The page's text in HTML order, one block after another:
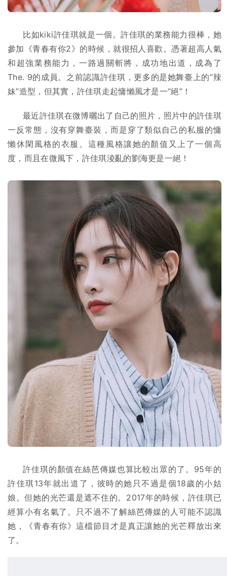
比如kiki許佳琪就是一個。許佳琪的業務能力很棒，她
參加《青春有你2》的時候，就很招人喜歡。憑著超高人氣
和超強業務能力，一路過關斬將，成功地出道，成為了
The. 9的成員。之前認識許佳琪，更多的是她舞臺上的“辣
妹”造型，但其實，許佳琪走起慵懶風才是一“絕”！
最近許佳琪在微博曬出了自己的照片，照片中的許佳琪
一反常態，沒有穿舞臺裝，而是穿了類似自己的私服的慵
懶休閑風格的衣服。這種風格讓她的顏值又上了一個高
度，而且在微風下，許佳琪淩亂的劉海更是一絕！
許佳琪的顏值在絲芭傳媒也算比較出眾的了。95年的
許佳琪13年就出道了，彼時的她只不過是個18歲的小姑
娘。但她的光芒還是遮不住的。2017年的時候，許佳琪已
經算小有名氣了。只不過不了解絲芭傳媒的人可能不認識
她，《青春有你》這檔節目才是真正讓她的光芒釋放出來
了。